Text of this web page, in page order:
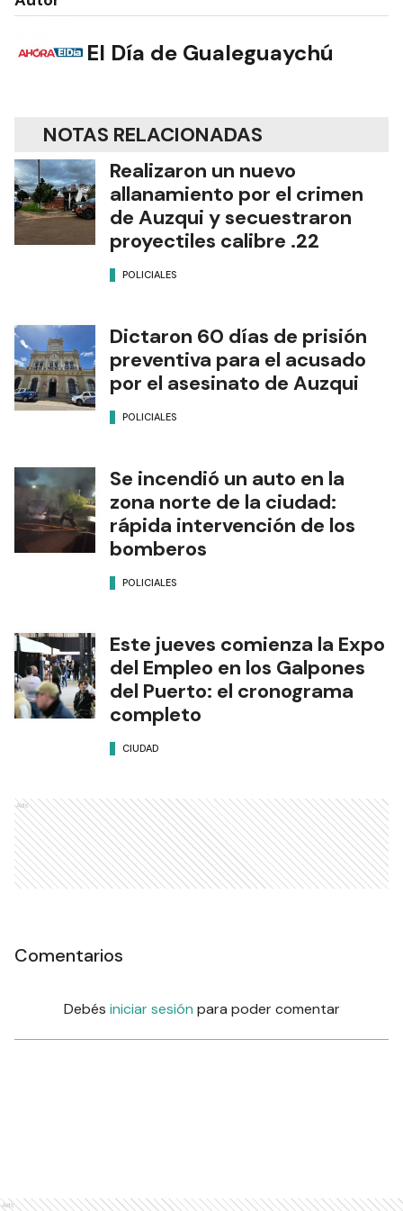
El Día de Gualeguaychú
NOTAS RELACIONADAS
Realizaron un nuevo
allanamiento por el crimen
de Auzqui y secuestraron
proyectiles calibre .22
POLICIALES
Dictaron 60 días de prisión
preventiva para el acusado
por el asesinato de Auzqui
POLICIALES
Se incendió un auto en la
zona norte de la ciudad:
rápida intervención de los
bomberos
POLICIALES
Este jueves comienza la Expo
del Empleo en los Galpones
del Puerto: el cronograma
completo
CIUDAD
Ads
Comentarios
Debés iniciar sesión para poder comentar
Ads